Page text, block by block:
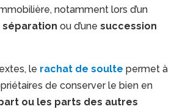
notamment lors d’un
séparation ou d’unesuccession
le rachat de soulte permet à
de conserver le bien en
ou les parts des autres